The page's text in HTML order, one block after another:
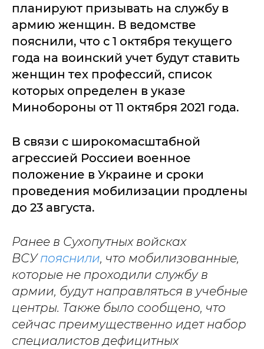
планируют призывать на службу в
армию женщин. В ведомстве
пояснили, что с 1 октября текущего
года на воинский учет будут ставить
женщин тех профессий, список
которых определен в указе
Минобороны от 11 октября 2021 года.
В связи с широкомасштабной
агрессией Россиеи военное
положение в Украине и сроки
проведения мобилизации продлены
до 23 августа.
Ранее в Сухопутных войсках
ВСУпояснили, что мобилизованные,
которые не проходили службу в
армии, будут направляться в учебные
центры. Также было сообщено, что
сейчас преимущественно идет набор
специалистов дефицитных